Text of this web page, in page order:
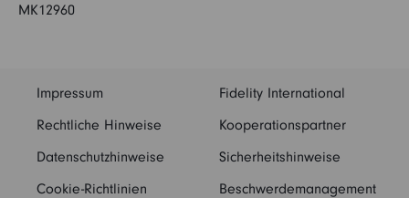
MK12960
Impressum
Rechtliche Hinweise
Datenschutzhinweise
Cookie-Richtlinien
Fidelity International
Kooperationspartner
Sicherheitshinweise
Beschwerdemanagement